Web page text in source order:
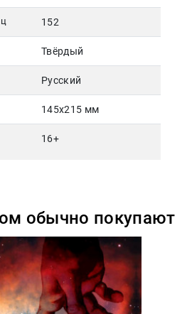
152
Твёрдый
Русский
145х215 мм
16+
обычно покупают